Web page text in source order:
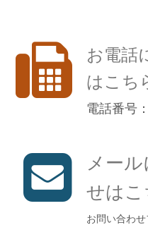
お電話
はこち
電話番号
メー
せはこ
お問い合わ